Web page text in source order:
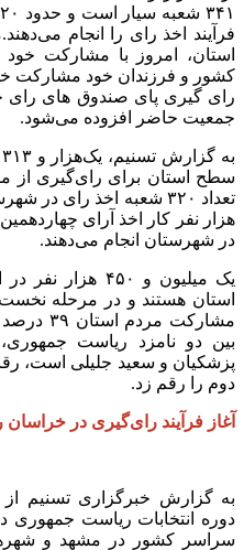
فرآیند اخذ رای را انجام
استان، امروز با مشارکت
کشور و فرزندان خود مشارکت
رای گیری پای صندوق های رای
جمعیت حاضر افزوده می‌شود.
سطح استان برای رای‌گیری از
تعداد ۳۲۰ شعبه اخذ
هزار نفر کار اخذ آرای
در شهرستان انجام می‌دهند.
یک میلیون و ۴۵۰
استان هستند و در مرحله نخست
مشارکت
بین دو نامزد ریاست
پزشکیان و سعید جلیلی است،
دوم را رقم زد.
آغاز فرآیند رای‌گیری در
به گزارش خبرگزاری تسنیم
دوره انتخابات ریاست جمهوری
سراسر کشور در مشهد و